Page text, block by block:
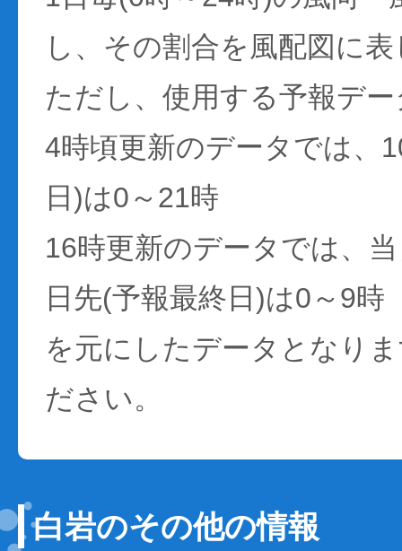
し、その割合を風配図に
ただし、使用する予報デ
4時頃更新のデータでは、
日)は0～21時
16時更新のデータでは、
日先(予報最終日)は0～9時
を元にしたデータとなり
ださい。
白岩のその他の情報